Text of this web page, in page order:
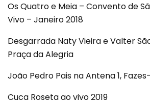
Os Quatro e Meia – Convento de
Vivo – Janeiro 2018
Desgarrada Naty Vieira e Valter
Praça da Alegria
João Pedro Pais na Antena 1,
Cuca Roseta ao vivo 2019